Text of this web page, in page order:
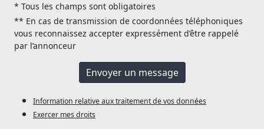
* Tous les champs sont obligatoires
** En cas de transmission de coordonnées téléphoniques
vous reconnaissez accepter expressément d’être rappelé
par l’annonceur
Envoyer un message
Information relative aux traitement de vos données
Exercer mes droits